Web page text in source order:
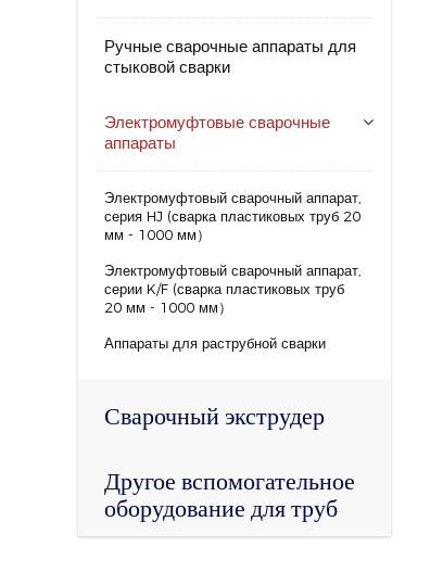
Ручные сварочные аппараты для
стыковой сварки
Электромуфтовые сварочные
аппараты
Электромуфтовый сварочный аппарат,
серия HJ (сварка пластиковых труб 20
мм - 1000 мм）
Электромуфтовый сварочный аппарат,
серии K/F (сварка пластиковых труб
20 мм - 1000 мм）
Аппараты для раструбной сварки
Сварочный экструдер
Другое вспомогательное
оборудование для труб